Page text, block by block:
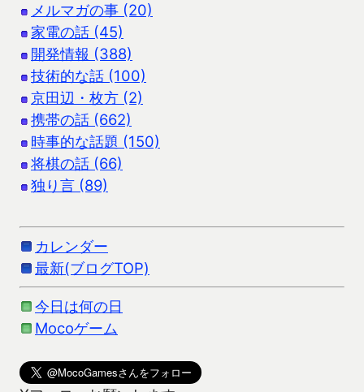
メルマガの事 (20)
家電の話 (45)
開発情報 (388)
技術的な話 (100)
京田辺・枚方 (2)
携帯の話 (662)
時事的な話題 (150)
将棋の話 (66)
独り言 (89)
カレンダー
最新(ブログTOP)
今日は何の日
Mocoゲーム